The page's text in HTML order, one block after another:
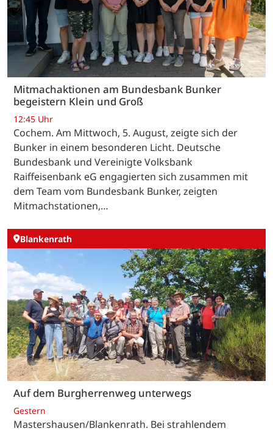
Mitmachaktionen am Bundesbank Bunker
begeistern Klein und Groß
12:45 Uhr
Cochem. Am Mittwoch, 5. August, zeigte sich der
Bunker in einem besonderen Licht. Deutsche
Bundesbank und Vereinigte Volksbank
Raiffeisenbank eG engagierten sich zusammen mit
dem Team vom Bundesbank Bunker, zeigten
Mitmachstationen,…
Blankenrath
Auf dem Burgherrenweg unterwegs
Gestern
Mastershausen/Blankenrath. Bei strahlendem